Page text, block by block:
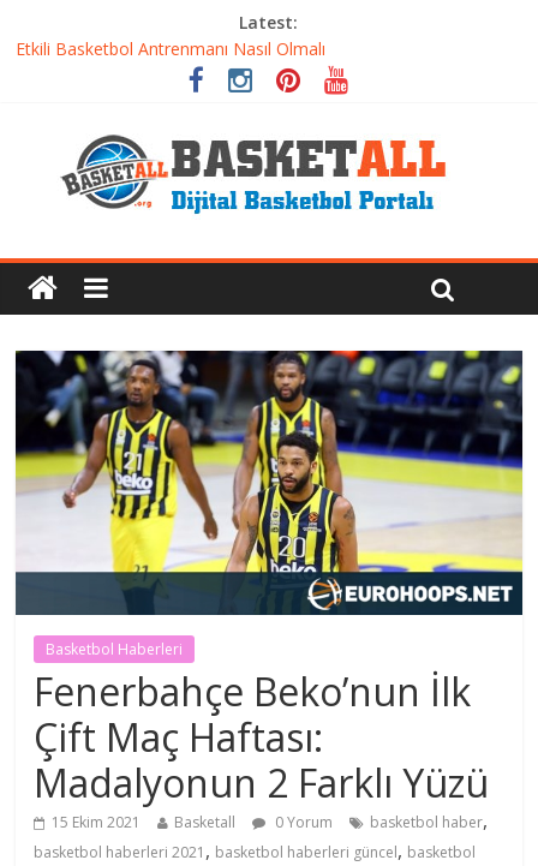
Latest:
Etkili Basketbol Antrenmanı Nasıl Olmalı
Basketbolcu Beslenmesi: Performansı Artıran Bilimsel
Iverson’dan Kyrie’e: Top Sürme Sanatının Dramatik Evrimi
Dünyanın En İyi Basketbol Takımı: Gerçek Şampiyon Kim?
Basketbol Haberleri
Fenerbahçe Beko’nun İlk
Çift Maç Haftası:
Madalyonun 2 Farklı Yüzü
15 Ekim 2021 Basketall 0 Yorum basketbol haber,
basketbol haberleri 2021 , basketbol haberleri güncel, basketbol